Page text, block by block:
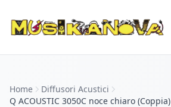
Home
Diffusori Acustici
Q ACOUSTIC 3050C noce chiaro (Coppia)